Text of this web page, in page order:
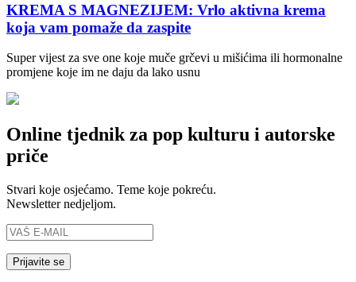
KREMA S MAGNEZIJEM: Vrlo aktivna krema
koja vam pomaže da zaspite
Super vijest za sve one koje muče grčevi u mišićima ili hormonalne
promjene koje im ne daju da lako usnu
Online tjednik za pop kulturu i autorske
priče
Stvari koje osjećamo. Teme koje pokreću.
Newsletter nedjeljom.